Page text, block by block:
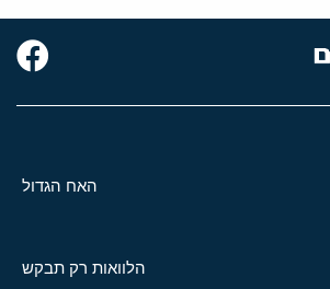
האח הגדול
הלוואות רק תבקש